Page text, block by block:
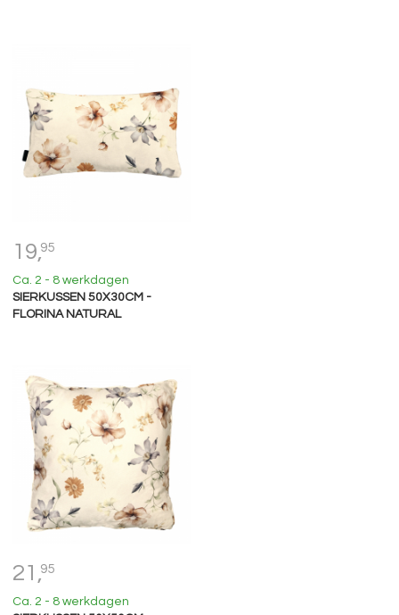
19,95
Ca. 2 - 8 werkdagen
SIERKUSSEN 50X30CM -
FLORINA NATURAL
21,95
Ca. 2 - 8 werkdagen